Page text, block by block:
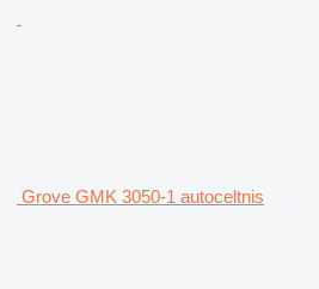
Grove GMK 3050-1 autoceltnis